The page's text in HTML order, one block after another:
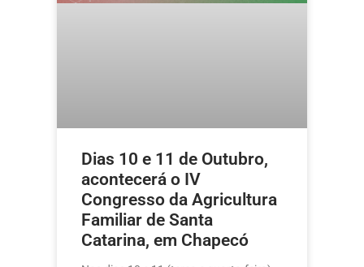
Dias 10 e 11 de Outubro,
acontecerá o IV
Congresso da Agricultura
Familiar de Santa
Catarina, em Chapecó